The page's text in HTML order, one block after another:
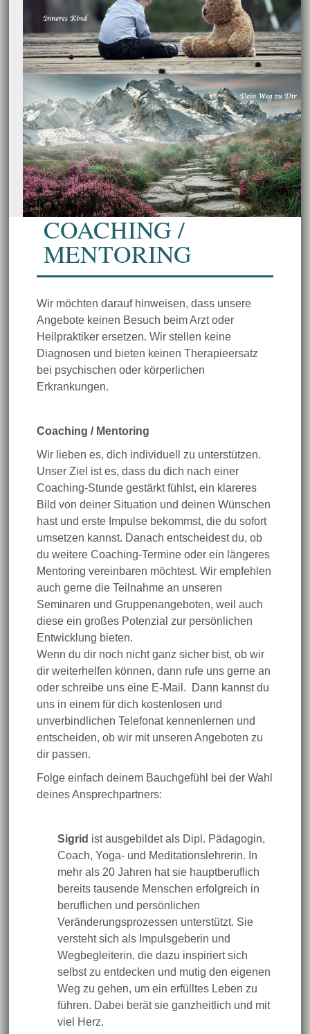
COACHING /
MENTORING
Wir möchten darauf hinweisen, dass unsere
Angebote keinen Besuch beim Arzt oder
Heilpraktiker ersetzen. Wir stellen keine
Diagnosen und bieten keinen Therapieersatz
bei psychischen oder körperlichen
Erkrankungen.
Coaching / Mentoring
Wir lieben es, dich individuell zu unterstützen.
Unser Ziel ist es, dass du dich nach einer
Coaching-Stunde gestärkt fühlst, ein klareres
Bild von deiner Situation und deinen Wünschen
hast und erste Impulse bekommst, die du sofort
umsetzen kannst. Danach entscheidest du, ob
du weitere Coaching-Termine oder ein längeres
Mentoring vereinbaren möchtest. Wir empfehlen
auch gerne die Teilnahme an unseren
Seminaren und Gruppenangeboten, weil auch
diese ein großes Potenzial zur persönlichen
Entwicklung bieten.
Wenn du dir noch nicht ganz sicher bist, ob wir
dir weiterhelfen können, dann rufe uns gerne an
oder schreibe uns eine E-Mail. Dann kannst du
uns in einem für dich kostenlosen und
unverbindlichen Telefonat kennenlernen und
entscheiden, ob wir mit unseren Angeboten zu
dir passen.
Folge einfach deinem Bauchgefühl bei der Wahl
deines Ansprechpartners:
Sigrid ist ausgebildet als Dipl. Pädagogin,
Coach, Yoga- und Meditationslehrerin. In
mehr als 20 Jahren hat sie hauptberuflich
bereits tausende Menschen erfolgreich in
beruflichen und persönlichen
Veränderungsprozessen unterstützt. Sie
versteht sich als Impulsgeberin und
Wegbegleiterin, die dazu inspiriert sich
selbst zu entdecken und mutig den eigenen
Weg zu gehen, um ein erfülltes Leben zu
führen. Dabei berät sie ganzheitlich und mit
viel Herz.